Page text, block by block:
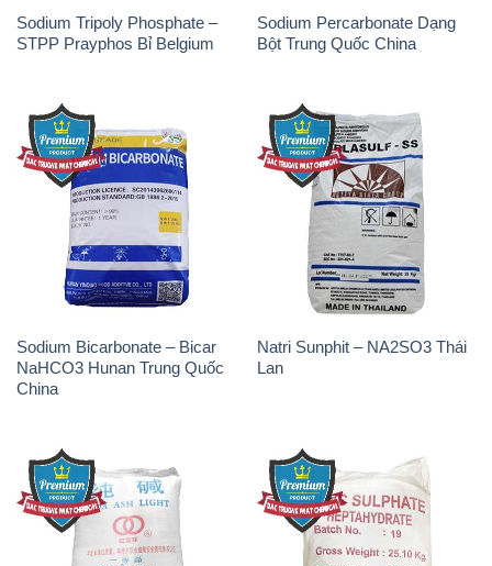
Sodium Tripoly Phosphate –
STPP Prayphos Bỉ Belgium
Sodium Percarbonate Dạng
Bột Trung Quốc China
Sodium Bicarbonate – Bicar
NaHCO3 Hunan Trung Quốc
China
Natri Sunphit – NA2SO3 Thái
Lan